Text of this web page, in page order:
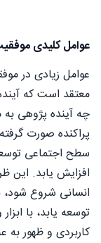
عوامل کلیدی
عوامل زیادی در
معتقد است که
چه آینده پژوهی
سطح اجتماعی
افزایش یابد. این
انسانی شروع شود،
توسعه یابد، با
کاربردی و ظهور